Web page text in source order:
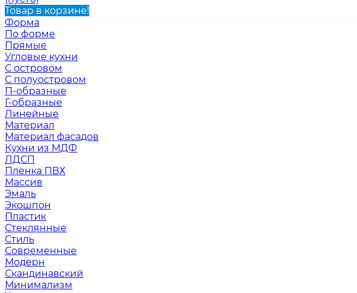
Товар в корзине!
Форма
По форме
Прямые
Угловые кухни
С островом
С полуостровом
П-образные
Г-образные
Линейные
Материал
Материал фасадов
Кухни из МДФ
ЛДСП
Пленка ПВХ
Массив
Эмаль
Экошпон
Пластик
Стеклянные
Стиль
Современные
Модерн
Скандинавский
Минимализм